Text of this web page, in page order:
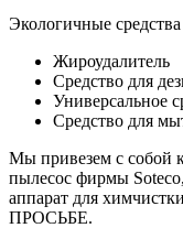
Экологичные
Жироудалитель
Средство для
Универсальное
Средство для
Мы привезем с собой
пылесос фирмы
аппарат для
ПРОСЬБЕ.